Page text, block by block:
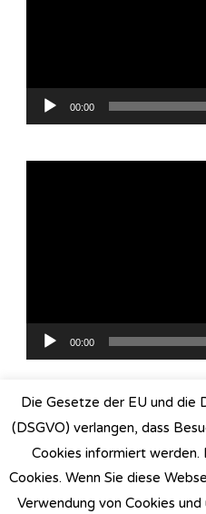
00:00
00:00
Developed ByBlossom
WordPress.
Die Gesetze der EU und die
(DSGVO) verlangen, dass
Cookies informiert
Cookies. Wenn Sie diese
Verwendung von Cookies